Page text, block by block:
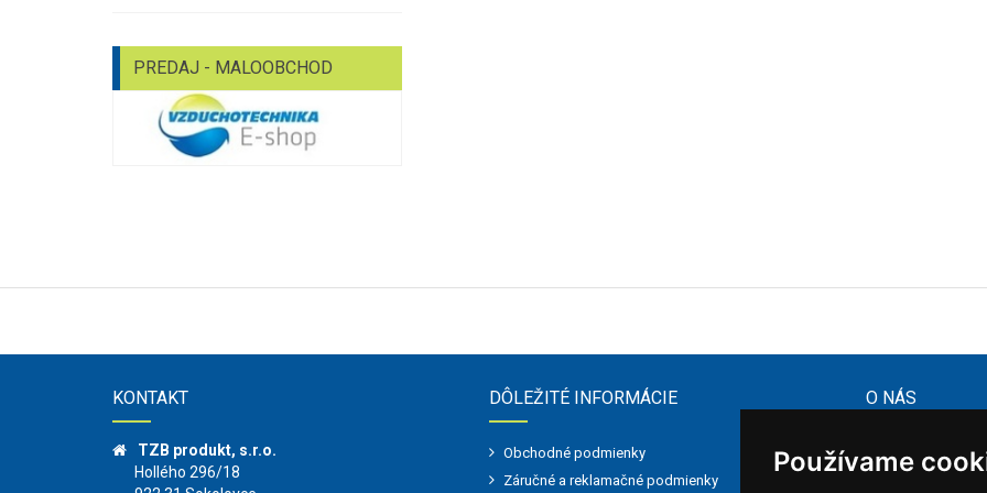
Používame
PREDAJ - MALOOBCHOD
KONTAKT
TZB produkt, s.r.o.
Hollého 296/18
DÔLEŽITÉ INFORMÁCIE
Obchodné podmienky
Záručné a reklamačné podmienky
O NÁS
TZB produkt,